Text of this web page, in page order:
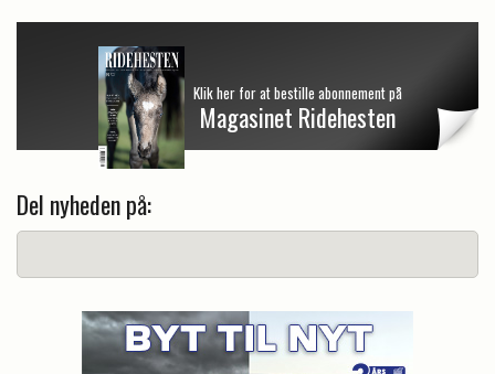
Klik her for at bestille abonnement på
Magasinet Ridehesten
Del nyheden på: